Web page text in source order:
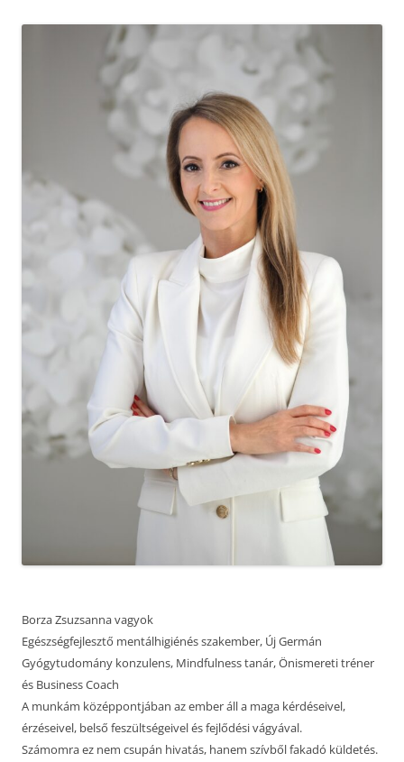
Borza Zsuzsanna vagyok
Egészségfejlesztő mentálhigiénés szakember, Új Germán
Gyógytudomány konzulens, Mindfulness tanár, Önismereti tréner
és Business Coach
A munkám középpontjában az ember áll a maga kérdéseivel,
érzéseivel, belső feszültségeivel és fejlődési vágyával.
Számomra ez nem csupán hivatás, hanem szívből fakadó küldetés.